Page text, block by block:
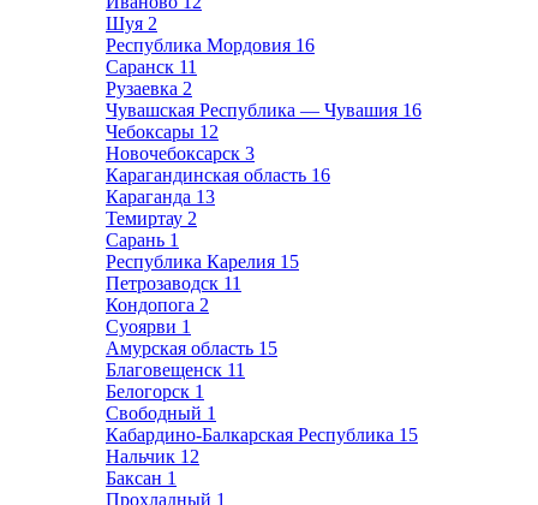
Шуя 2
Республика Мордовия 16
Саранск 11
Рузаевка 2
Чувашская Республика — Чувашия 16
Чебоксары 12
Новочебоксарск 3
Карагандинская область 16
Караганда 13
Темиртау 2
Сарань 1
Республика Карелия 15
Петрозаводск 11
Кондопога 2
Суоярви 1
Амурская область 15
Благовещенск 11
Белогорск 1
Свободный 1
Кабардино-Балкарская Республика 15
Нальчик 12
Баксан 1
Прохладный 1